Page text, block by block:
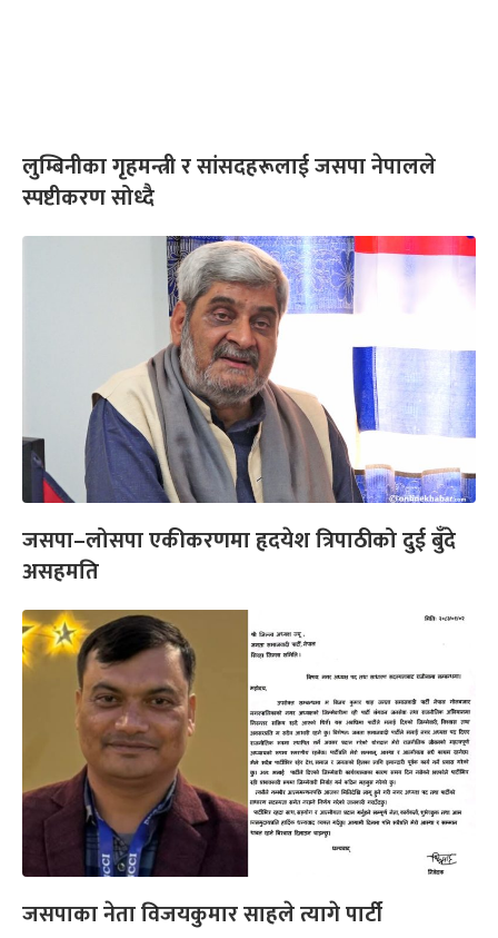
लुम्बिनीका गृहमन्त्री र सांसदहरूलाई जसपा नेपालले
स्पष्टीकरण सोध्दै
जसपा–लोसपा एकीकरणमा हृदयेश त्रिपाठीको दुई बुँदे
असहमति
जसपाका नेता विजयकुमार साहले त्यागे पार्टी